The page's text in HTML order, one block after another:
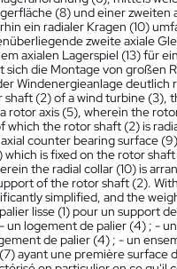
(8) und einer zweiten
ein radialer Kragen (10)
zweite axiale
axialen Lagerspiel (13) für
die Montage von großen
Windenergieanlage deutlich
(2) of a wind turbine (3),
axis (5), wherein the
which the rotor shaft (2) is
counter bearing surface
which is fixed on the rotor
the radial collar (10) is
of the rotor shaft (2).
simplified, and the
lisse (1) pour un support
un logement de palier (4) ; -
de palier (4) ; - un
ayant une première surface